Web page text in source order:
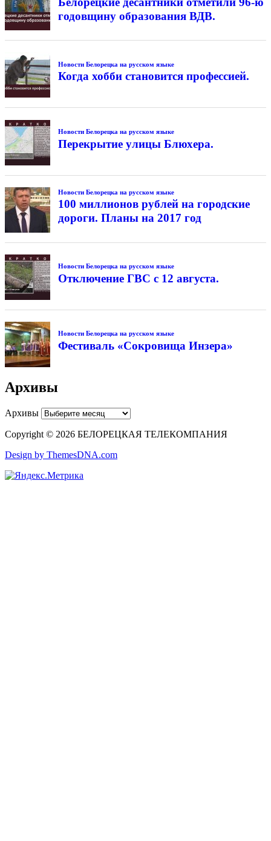
годовщину образования ВДВ.
Новости Белорецка на русском языке
Когда хобби становится профессией.
Новости Белорецка на русском языке
Перекрытие улицы Блюхера.
Новости Белорецка на русском языке
100 миллионов рублей на городские
дороги. Планы на 2017 год
Новости Белорецка на русском языке
Отключение ГВС с 12 августа.
Новости Белорецка на русском языке
Фестиваль «Сокровища Инзера»
Архивы
Архивы
Copyright © 2026 БЕЛОРЕЦКАЯ ТЕЛЕКОМПАНИЯ
Design by ThemesDNA.com